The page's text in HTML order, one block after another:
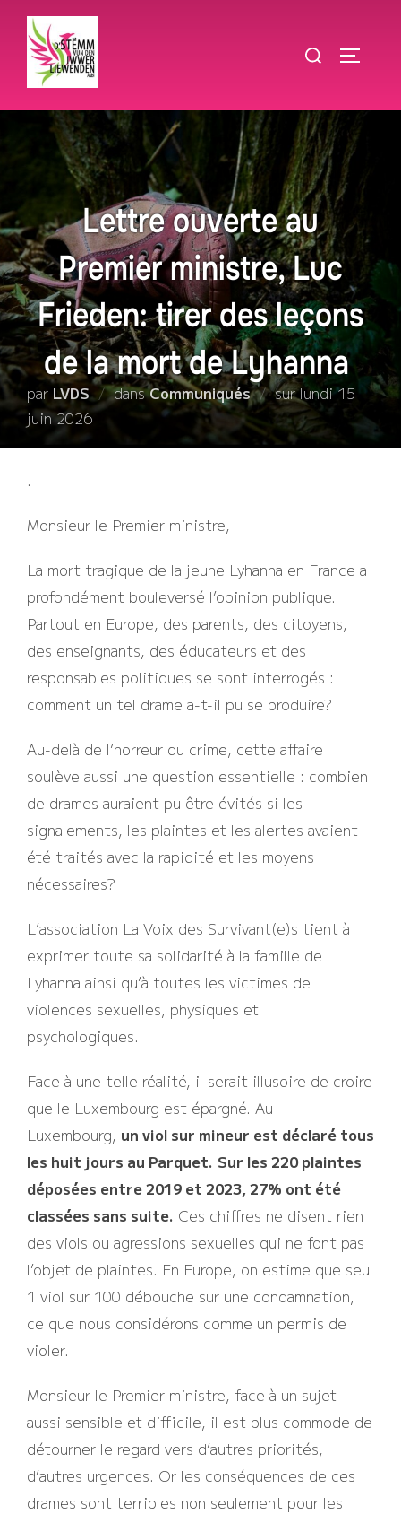
Aller
contenu
Rechercher :
Lettre ouverte au
Premier ministre, Luc
Frieden: tirer des leçons
de la mort de Lyhanna
par LVDS dansCommuniqués surPublié
le
lundi 15
juin 2026
.
Monsieur le Premier ministre,
La mort tragique de la jeune Lyhanna en France a
profondément bouleversé l’opinion publique.
Partout en Europe, des parents, des citoyens,
des enseignants, des éducateurs et des
responsables politiques se sont interrogés :
comment un tel drame a-t-il pu se produire?
Au-delà de l’horreur du crime, cette affaire
soulève aussi une question essentielle : combien
de drames auraient pu être évités si les
signalements, les plaintes et les alertes avaient
été traités avec la rapidité et les moyens
nécessaires?
L’association La Voix des Survivant(e)s tient à
exprimer toute sa solidarité à la famille de
Lyhanna ainsi qu’à toutes les victimes de
violences sexuelles, physiques et
psychologiques.
Face à une telle réalité, il serait illusoire de croire
que le Luxembourg est épargné. Au
Luxembourg, un viol sur mineur est déclaré tous
les huit jours au Parquet. Sur les 220 plaintes
déposées entre 2019 et 2023, 27% ont été
classées sans suite. Ces chiffres ne disent rien
des viols ou agressions sexuelles qui ne font pas
l’objet de plaintes. En Europe, on estime que seul
1 viol sur 100 débouche sur une condamnation,
ce que nous considérons comme un permis de
violer.
Monsieur le Premier ministre, face à un sujet
aussi sensible et difficile, il est plus commode de
détourner le regard vers d’autres priorités,
d’autres urgences. Or les conséquences de ces
drames sont terribles non seulement pour les